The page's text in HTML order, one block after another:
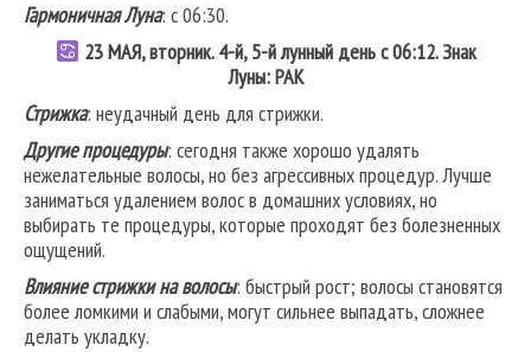
Гармоничная Луна: с 06:30.
23 МАЯ, вторник. 4-й, 5-й лунный день с 06:12. Знак
Луны: РАК
Стрижка: неудачный день для стрижки.
Другие процедуры: сегодня также хорошо удалять
нежелательные волосы, но без агрессивных процедур. Лучше
заниматься удалением волос в домашних условиях, но
выбирать те процедуры, которые проходят без болезненных
ощущений.
Влияние стрижки на волосы: быстрый рост; волосы становятся
более ломкими и слабыми, могут сильнее выпадать, сложнее
делать укладку.